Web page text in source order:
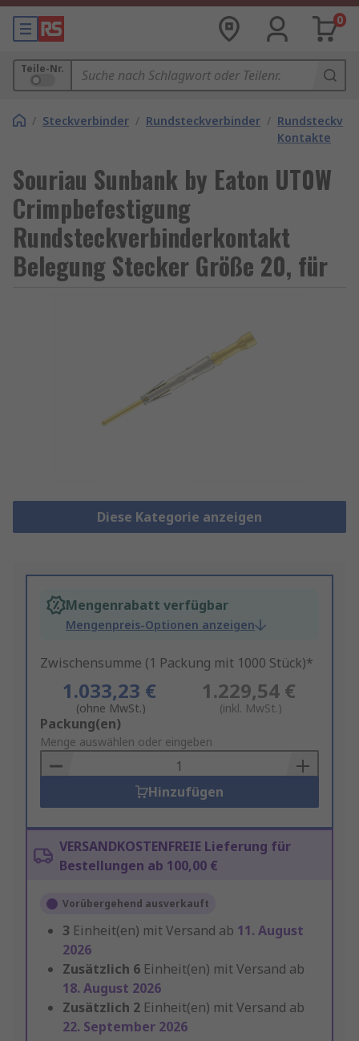
0
Teile-Nr.
/ Steckverbinder / Rundsteckverbinder /
Kontakte
Souriau Sunbank by Eaton UT0W
Crimpbefestigung
Rundsteckverbinderkontakt
Belegung Stecker Größe 20, für
Diese Kategorie anzeigen
Mengenrabatt verfügbar
Mengenpreis-Optionen anzeigen
Zwischensumme (1 Packung mit 1000 Stück)*
1.033,23 €
(ohne MwSt.)
1.229,54 €
(inkl. MwSt.)
Add
to
Basket
Packung(en)
Menge auswählen oder eingeben
Hinzufügen
VERSANDKOSTENFREIE Lieferung für
Bestellungen ab 100,00 €
Vorübergehend ausverkauft
3 Einheit(en) mit Versand ab 11. August
2026
Zusätzlich 6 Einheit(en) mit Versand ab
18. August 2026
Zusätzlich 2 Einheit(en) mit Versand ab
22. September 2026